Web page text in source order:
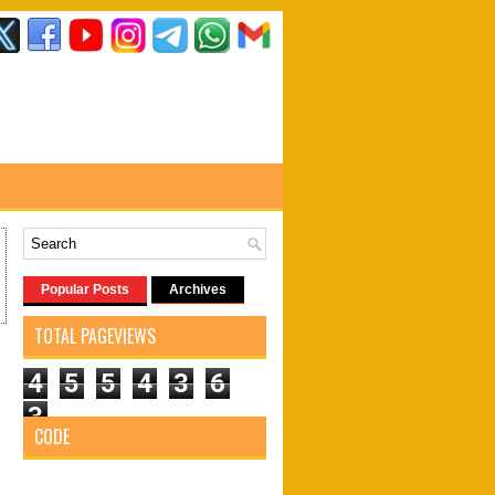
Popular Posts Archives
TOTAL PAGEVIEWS
4 5 5 4 3
6
3
CODE